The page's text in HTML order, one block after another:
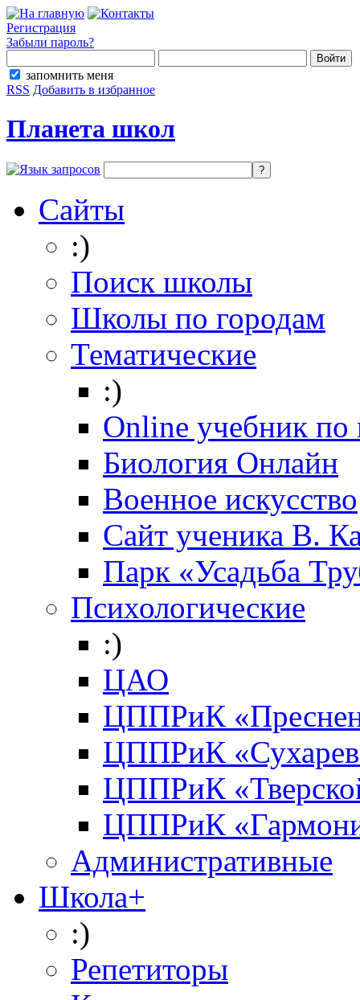
Регистрация
Забыли пароль?
запомнить меня
RSS Добавить в избранное
Планета школ
Сайты
:)
Поиск школы
Школы по городам
Тематические
:)
Online учебник по
Биология Онлайн
Военное искусство
Cайт ученика В.
Парк «Усадьба
Психологические
:)
ЦАО
ЦППРиК
ЦППРиК
ЦППРиК
ЦППРиК
Административные
Школа+
:)
Репетиторы